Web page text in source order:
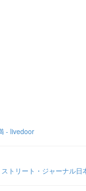
- livedoor
トリート・ジャーナル日